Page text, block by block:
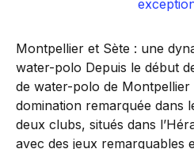
Montpellier et Sète : une
water-polo Depuis le début
de water-polo de
domination remarquée dans
deux clubs, situés dans
avec des jeux remarquables